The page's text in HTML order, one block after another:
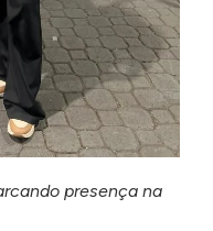
presença na